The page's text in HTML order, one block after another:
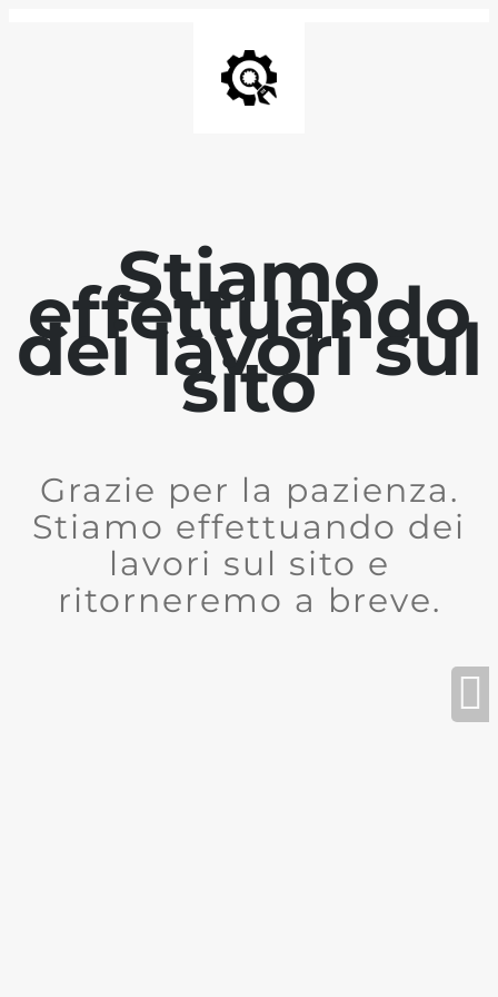
Stiamo
effettuando
dei lavori sul
sito
Grazie per la pazienza.
Stiamo effettuando dei
lavori sul sito e
ritorneremo a breve.